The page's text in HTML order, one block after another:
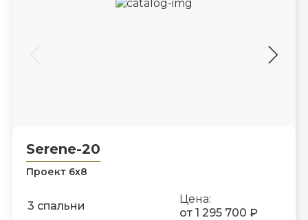
Serene-20
Проект 6х8
3 спальни
Цена:
от 1 295 700 ₽